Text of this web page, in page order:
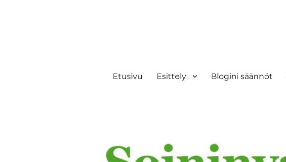
Etusivu Esittely Blogini säännöt